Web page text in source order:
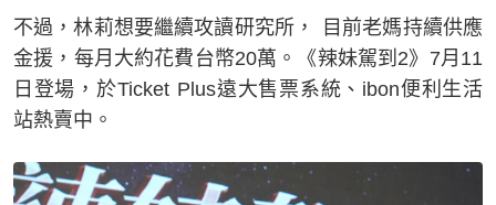
不過，林莉想要繼續攻讀研究所， 目前老媽持續供應
金援，每月大約花費台幣20萬。《辣妹駕到2》7月11
日登場，於Ticket Plus遠大售票系統、ibon便利生活
站熱賣中。